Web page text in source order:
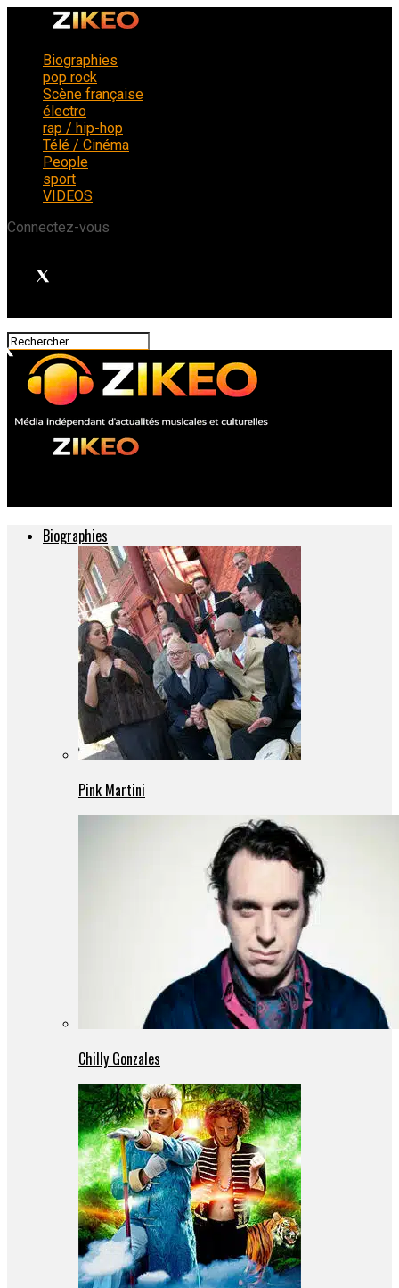
Biographies
pop rock
Scène française
électro
rap / hip-hop
Télé / Cinéma
People
sport
VIDEOS
Connectez-vous
Biographies
Pink Martini
Chilly Gonzales